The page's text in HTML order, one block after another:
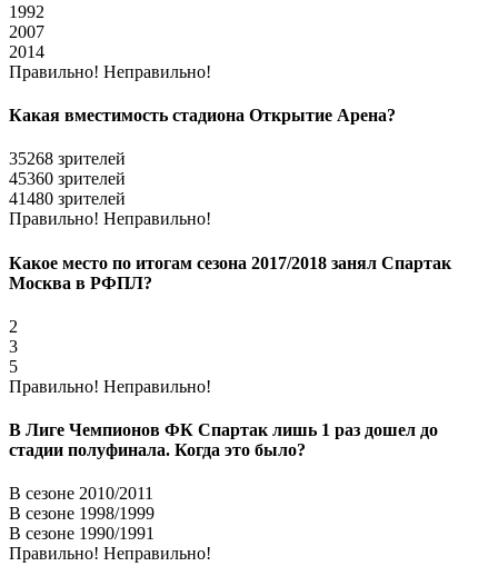
1992
2007
2014
Правильно! Неправильно!
Какая вместимость стадиона Открытие Арена?
35268 зрителей
45360 зрителей
41480 зрителей
Правильно! Неправильно!
Какое место по итогам сезона 2017/2018 занял Спартак
Москва в РФПЛ?
2
3
5
Правильно! Неправильно!
В Лиге Чемпионов ФК Спартак лишь 1 раз дошел до
стадии полуфинала. Когда это было?
В сезоне 2010/2011
В сезоне 1998/1999
В сезоне 1990/1991
Правильно! Неправильно!